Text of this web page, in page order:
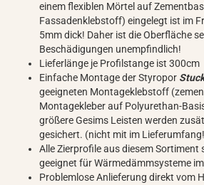
einem flexiblen Mörtel auf
Fassadenklebstoff) eingelegt ist im
5mm dick! Daher ist die Oberfläche
Beschädigungen unempfindlich!
Lieferlänge je Profilstange ist 300cm
Einfache Montage der Styropor
geeigneten Montageklebstoff
Montagekleber auf Polyurethan-
größere Gesims Leisten werden
gesichert. (nicht mit im
Alle Zierprofile aus diesem Sortiment
geeignet für Wärmedämmsysteme
Problemlose Anlieferung direkt vom